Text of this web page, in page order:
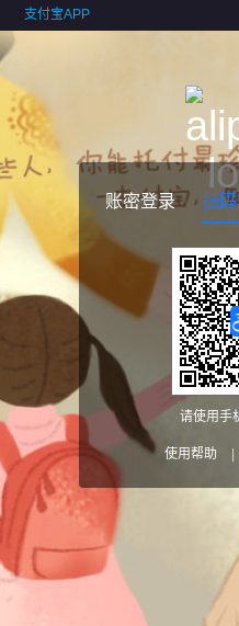
支付宝APP
账密登录 扫
请使用手
使用帮助